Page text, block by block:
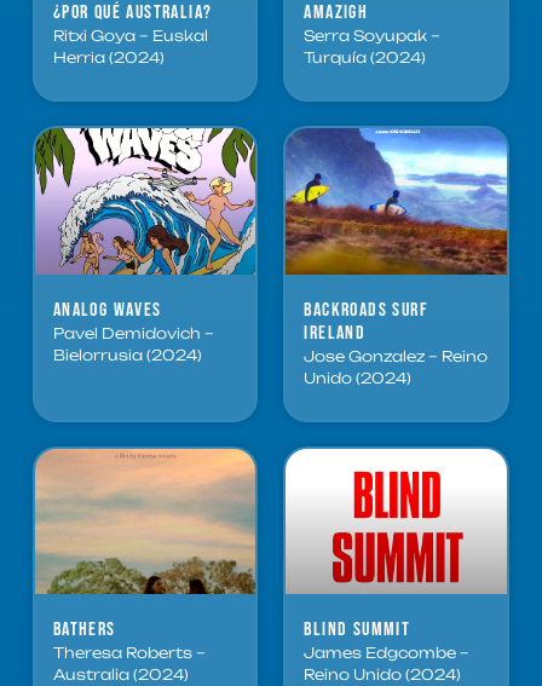
¿Por qué Australia?
Ritxi Goya – Euskal
Herria (2024)
Amazigh
Serra Soyupak –
Turquía (2024)
Analog waves
Pavel Demidovich –
Bielorrusia (2024)
Backroads surf
Ireland
Jose Gonzalez – Reino
Unido (2024)
Bathers
Theresa Roberts –
Australia (2024)
Blind Summit
James Edgcombe –
Reino Unido (2024)